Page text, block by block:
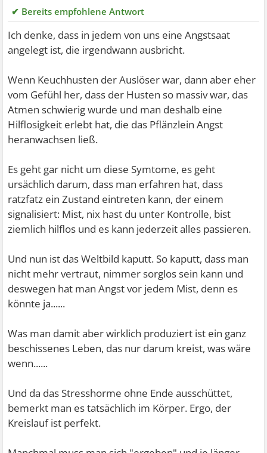
✔ Bereits empfohlene Antwort
Ich denke, dass in jedem von uns eine Angstsaat
angelegt ist, die irgendwann ausbricht.
Wenn Keuchhusten der Auslöser war, dann aber eher
vom Gefühl her, dass der Husten so massiv war, das
Atmen schwierig wurde und man deshalb eine
Hilflosigkeit erlebt hat, die das Pflänzlein Angst
heranwachsen ließ.
Es geht gar nicht um diese Symtome, es geht
ursächlich darum, dass man erfahren hat, dass
ratzfatz ein Zustand eintreten kann, der einem
signalisiert: Mist, nix hast du unter Kontrolle, bist
ziemlich hilflos und es kann jederzeit alles passieren.
Und nun ist das Weltbild kaputt. So kaputt, dass man
nicht mehr vertraut, nimmer sorglos sein kann und
deswegen hat man Angst vor jedem Mist, denn es
könnte ja......
Was man damit aber wirklich produziert ist ein ganz
beschissenes Leben, das nur darum kreist, was wäre
wenn......
Und da das Stresshorme ohne Ende ausschüttet,
bemerkt man es tatsächlich im Körper. Ergo, der
Kreislauf ist perfekt.